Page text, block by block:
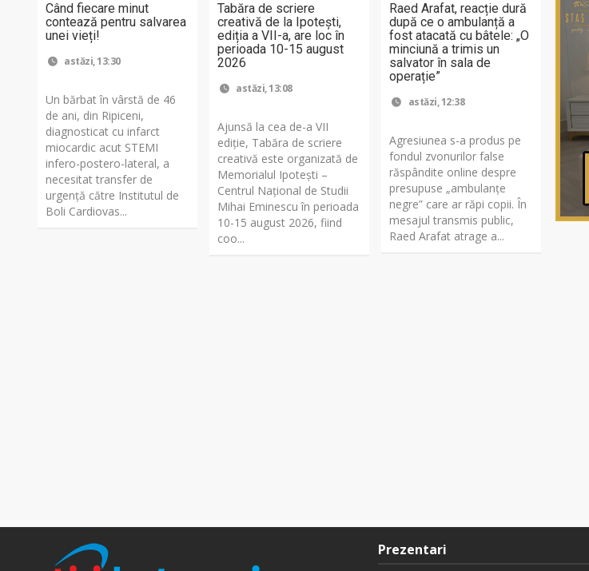
Când fiecare minut
contează pentru salvarea
unei vieți!
astăzi, 13:30
Un bărbat în vârstă de 46
de ani, din Ripiceni,
diagnosticat cu infarct
miocardic acut STEMI
infero-postero-lateral, a
necesitat transfer de
urgență către Institutul de
Boli Cardiovas...
Tabăra de scriere
creativă de la Ipotești,
ediția a VII-a, are loc în
perioada 10-15 august
2026
astăzi, 13:08
Ajunsă la cea de-a VII
ediție, Tabăra de scriere
creativă este organizată de
Memorialul Ipotești –
Centrul Național de Studii
Mihai Eminescu în perioada
10-15 august 2026, fiind
coo...
Raed Arafat, reacție dură
după ce o ambulanță a
fost atacată cu bâtele: „O
minciună a trimis un
salvator în sala de
operație”
astăzi, 12:38
Agresiunea s-a produs pe
fondul zvonurilor false
răspândite online despre
presupuse „ambulanțe
negre” care ar răpi copii. În
mesajul transmis public,
Raed Arafat atrage a...
Prezentari